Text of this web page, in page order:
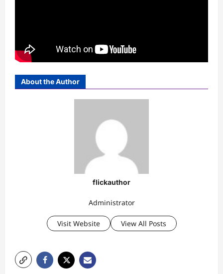
About the Author
flickauthor
Administrator
Visit Website View All Posts